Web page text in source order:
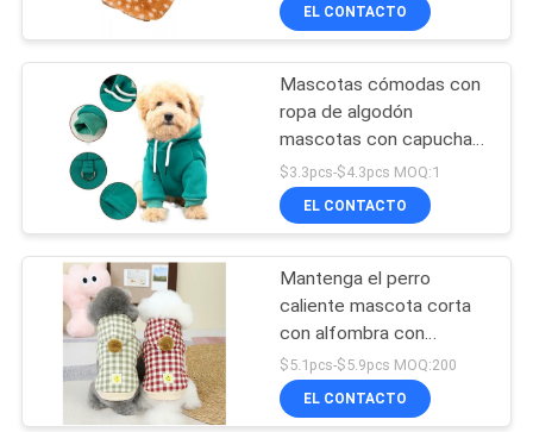
ÉNTRENOS
CONTACTO
CON
PIDA
UNA
CITA
BLOG/NEWS
Correa de perro fácil
del paseo
Cuerda de la
EL CONTACTO
Mascotas cómodas con
ropa de algodón
mascotas con capucha
sudadera S - XL
$3.3pcs-$4.3pcs MOQ:1
EL CONTACTO
Mantenga el perro
caliente mascota corta
con alfombra con
capucha abrigo
engrosado logotipos
personalizados ropa para
$5.1pcs-$5.9pcs MOQ:200
EL CONTACTO